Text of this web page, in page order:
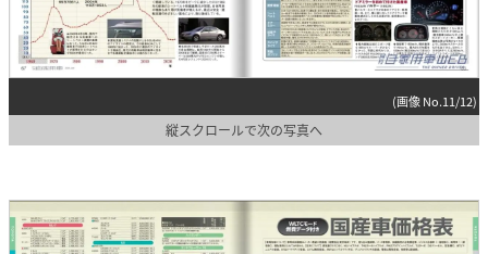
(画像 No.11/12)
縦スクロールで次の写真へ